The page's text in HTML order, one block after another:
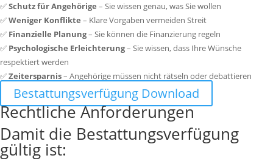
✅Schutz für Angehörige – Sie wissen genau, was Sie wollen
✅Weniger Konflikte – Klare Vorgaben vermeiden Streit
✅ Finanzielle Planung– Sie können die Finanzierung regeln
✅ Psychologische Erleichterung– Sie wissen, dass Ihre Wünsche
respektiert werden
✅Zeitersparnis– Angehörige müssen nicht rätseln oder debattieren
Bestattungsverfügung Download
Rechtliche Anforderungen
Damit die Bestattungsverfügung
gültig ist: